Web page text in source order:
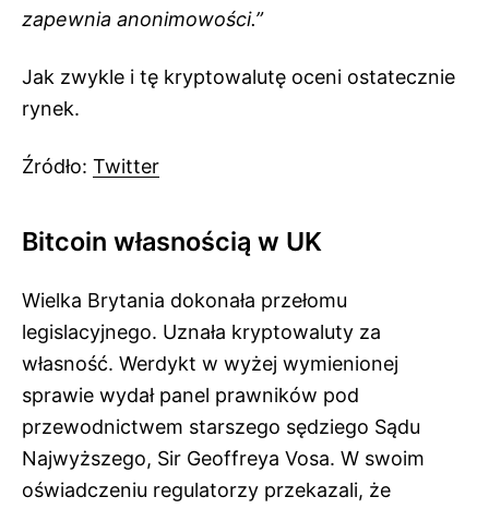
zapewnia anonimowości.”
Jak zwykle i tę kryptowalutę oceni ostatecznie
rynek.
Źródło: Twitter
Bitcoin własnością w UK
Wielka Brytania dokonała przełomu
legislacyjnego. Uznała kryptowaluty za
własność. Werdykt w wyżej wymienionej
sprawie wydał panel prawników pod
przewodnictwem starszego sędziego Sądu
Najwyższego, Sir Geoffreya Vosa. W swoim
oświadczeniu regulatorzy przekazali, że